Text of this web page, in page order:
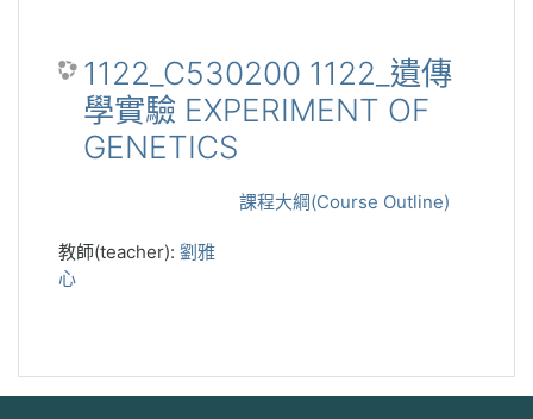
1122_C530200 1122_遺傳
學實驗 EXPERIMENT OF
GENETICS
課程大綱(Course Outline)
教師(teacher): 劉雅
心